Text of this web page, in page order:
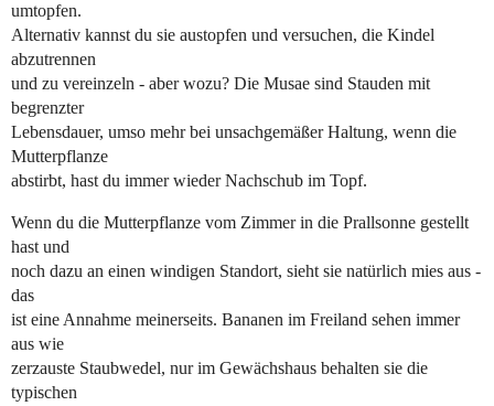
umtopfen.
Alternativ kannst du sie austopfen und versuchen, die Kindel
abzutrennen
und zu vereinzeln - aber wozu? Die Musae sind Stauden mit
begrenzter
Lebensdauer, umso mehr bei unsachgemäßer Haltung, wenn die
Mutterpflanze
abstirbt, hast du immer wieder Nachschub im Topf.
Wenn du die Mutterpflanze vom Zimmer in die Prallsonne gestellt
hast und
noch dazu an einen windigen Standort, sieht sie natürlich mies aus -
das
ist eine Annahme meinerseits. Bananen im Freiland sehen immer
aus wie
zerzauste Staubwedel, nur im Gewächshaus behalten sie die
typischen